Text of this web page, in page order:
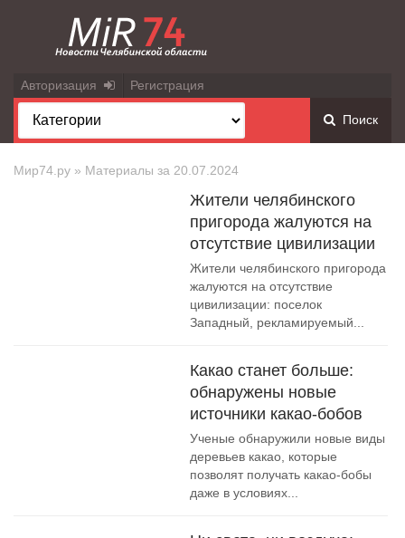
Авторизация Регистрация
Поиск
Мир74.ру » Материалы за 20.07.2024
Жители челябинского
пригорода жалуются на
отсутствие цивилизации
Жители челябинского пригорода
жалуются на отсутствие
цивилизации: поселок
Западный, рекламируемый...
Какао станет больше:
обнаружены новые
источники какао-бобов
Ученые обнаружили новые виды
деревьев какао, которые
позволят получать какао-бобы
даже в условиях...